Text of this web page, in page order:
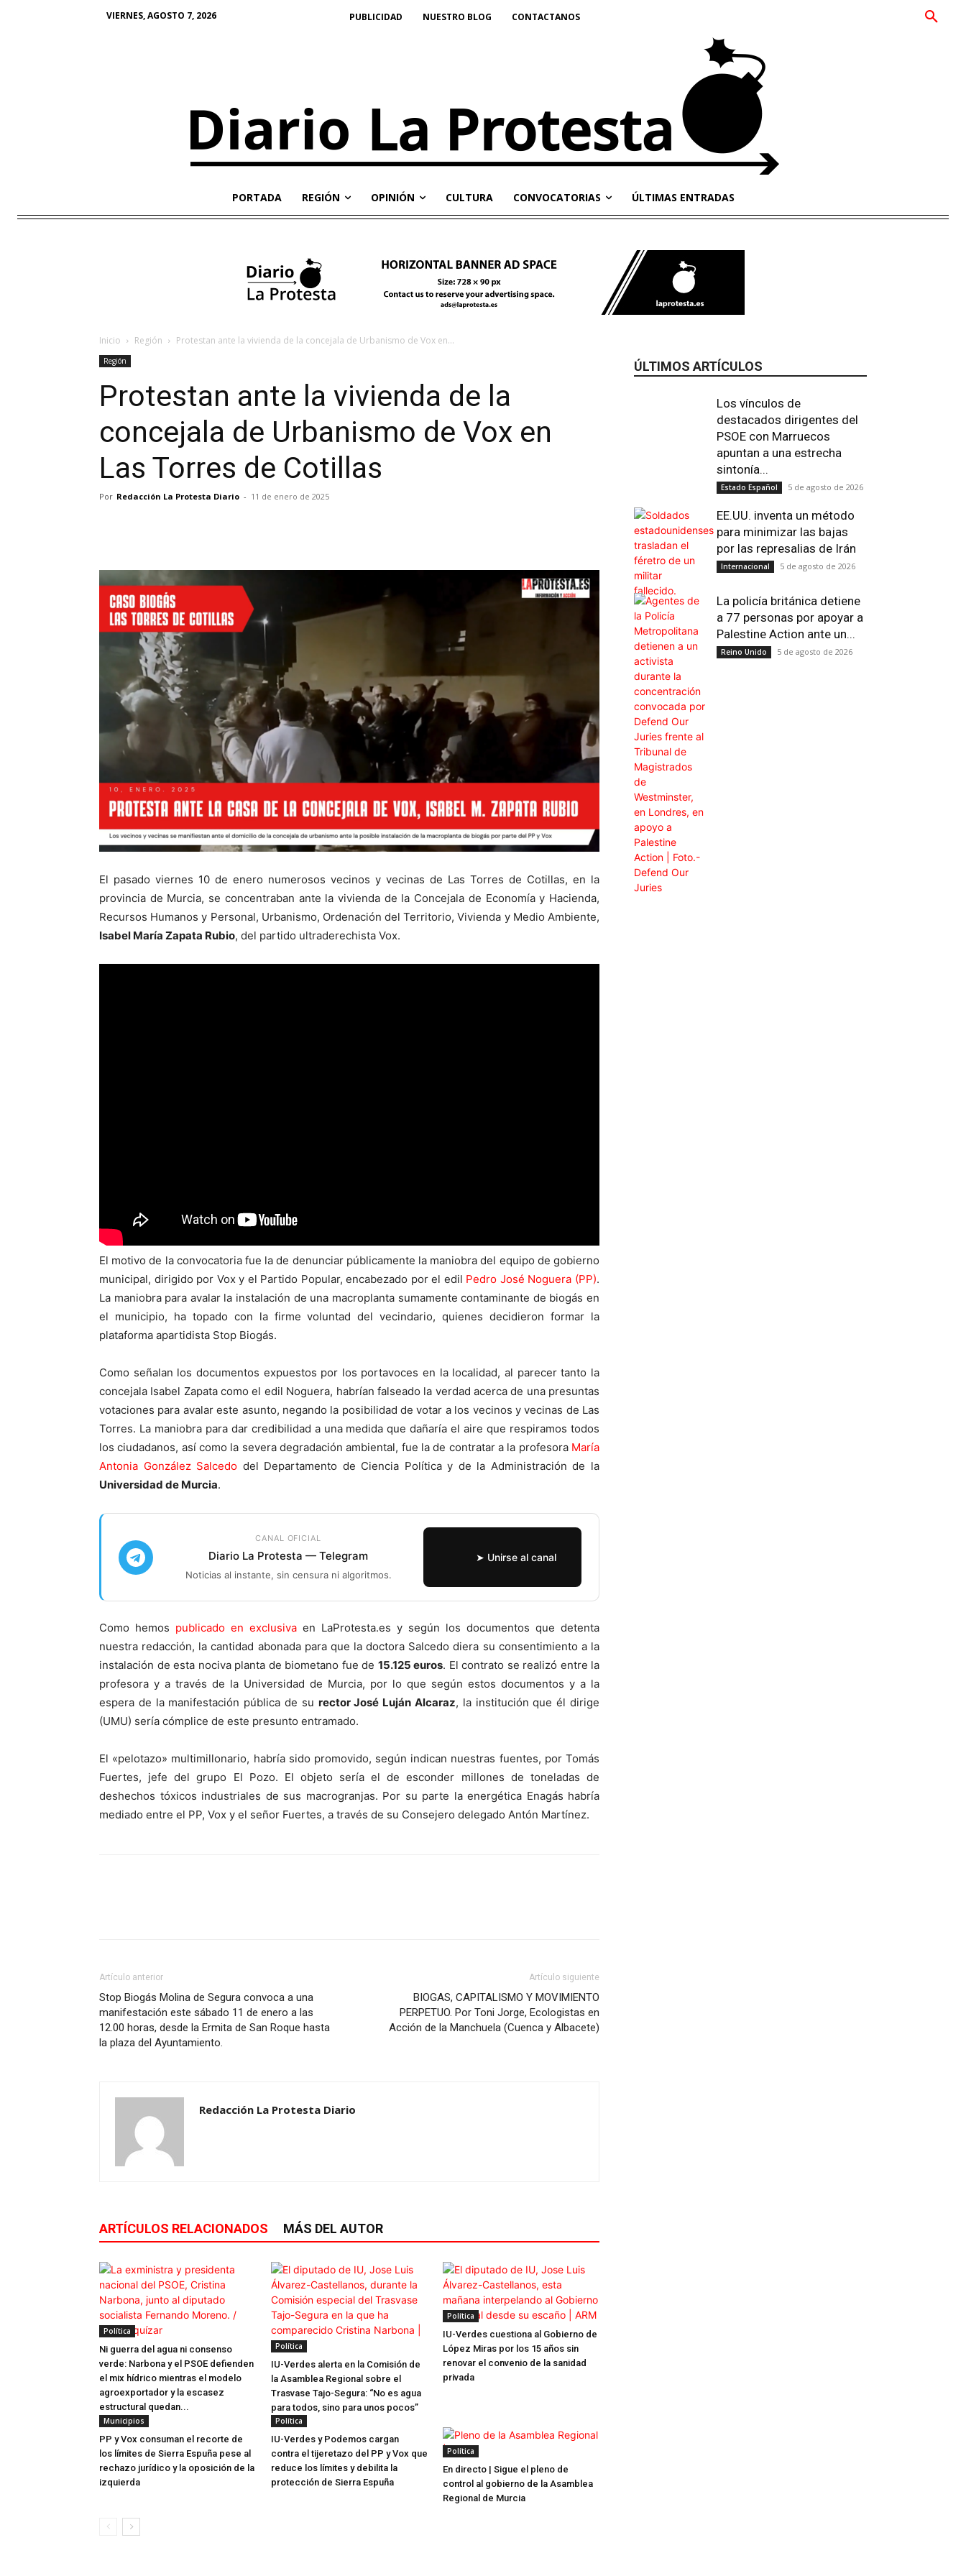
VIERNES, AGOSTO 7, 2026 PUBLICIDAD NUESTRO BLOG CONTACTANOS
PORTADA REGIÓN OPINIÓN CULTURA CONVOCATORIAS ÚLTIMAS ENTRADAS
Inicio Región Protestan ante la vivienda de la concejala de Urbanismo de Vox en...
Región
Protestan ante la vivienda de la
concejala de Urbanismo de Vox en
Las Torres de Cotillas
Por Redacción La Protesta Diario - 11 de enero de 2025
Email Impresión Telegram
El pasado viernes 10 de enero numerosos vecinos y vecinas de Las Torres de Cotillas, en la
provincia de Murcia, se concentraban ante la vivienda de la Concejala de Economía y Hacienda,
Recursos Humanos y Personal, Urbanismo, Ordenación del Territorio, Vivienda y Medio Ambiente,
Isabel María Zapata Rubio, del partido ultraderechista Vox.
El motivo de la convocatoria fue la de denunciar públicamente la maniobra del equipo de gobierno
municipal, dirigido por Vox y el Partido Popular, encabezado por el edil Pedro José Noguera (PP).
La maniobra para avalar la instalación de una macroplanta sumamente contaminante de biogás en
el municipio, ha topado con la firme voluntad del vecindario, quienes decidieron formar la
plataforma apartidista Stop Biogás.
Como señalan los documentos expuestos por los portavoces en la localidad, al parecer tanto la
concejala Isabel Zapata como el edil Noguera, habrían falseado la verdad acerca de una presuntas
votaciones para avalar este asunto, negando la posibilidad de votar a los vecinos y vecinas de Las
Torres. La maniobra para dar credibilidad a una medida que dañaría el aire que respiramos todos
los ciudadanos, así como la severa degradación ambiental, fue la de contratar a la profesora María
Antonia González Salcedo del Departamento de Ciencia Política y de la Administración de la
Universidad de Murcia.
CANAL OFICIAL
Diario La Protesta — Telegram
Noticias al instante, sin censura ni algoritmos.
➤ Unirse al canal
Como hemos publicado en exclusiva en LaProtesta.es y según los documentos que detenta
nuestra redacción, la cantidad abonada para que la doctora Salcedo diera su consentimiento a la
instalación de esta nociva planta de biometano fue de 15.125 euros. El contrato se realizó entre la
profesora y a través de la Universidad de Murcia, por lo que según estos documentos y a la
espera de la manifestación pública de su rector José Luján Alcaraz, la institución que él dirige
(UMU) sería cómplice de este presunto entramado.
El «pelotazo» multimillonario, habría sido promovido, según indican nuestras fuentes, por Tomás
Fuertes, jefe del grupo El Pozo. El objeto sería el de esconder millones de toneladas de
deshechos tóxicos industriales de sus macrogranjas. Por su parte la energética Enagás habría
mediado entre el PP, Vox y el señor Fuertes, a través de su Consejero delegado Antón Martínez.
Artículo anterior
Stop Biogás Molina de Segura convoca a una
manifestación este sábado 11 de enero a las
12.00 horas, desde la Ermita de San Roque hasta
la plaza del Ayuntamiento.
Artículo siguiente
BIOGAS, CAPITALISMO Y MOVIMIENTO
PERPETUO. Por Toni Jorge, Ecologistas en
Acción de la Manchuela (Cuenca y Albacete)
Redacción La Protesta Diario
ARTÍCULOS RELACIONADOS MÁS DEL AUTOR
Política
Ni guerra del agua ni consenso
verde: Narbona y el PSOE defienden
el mix hídrico mientras el modelo
agroexportador y la escasez
estructural quedan...
Política
IU-Verdes alerta en la Comisión de
la Asamblea Regional sobre el
Trasvase Tajo-Segura: “No es agua
para todos, sino para unos pocos”
Política
IU-Verdes cuestiona al Gobierno de
López Miras por los 15 años sin
renovar el convenio de la sanidad
privada
Municipios
PP y Vox consuman el recorte de
los límites de Sierra Espuña pese al
rechazo jurídico y la oposición de la
izquierda
Política
IU-Verdes y Podemos cargan
contra el tijeretazo del PP y Vox que
reduce los límites y debilita la
protección de Sierra Espuña
Política
En directo | Sigue el pleno de
control al gobierno de la Asamblea
Regional de Murcia
ÚLTIMOS ARTÍCULOS
Los vínculos de
destacados dirigentes del
PSOE con Marruecos
apuntan a una estrecha
sintonía...
Estado Español 5 de agosto de 2026
EE.UU. inventa un método
para minimizar las bajas
por las represalias de Irán
Internacional 5 de agosto de 2026
La policía británica detiene
a 77 personas por apoyar a
Palestine Action ante un...
Reino Unido 5 de agosto de 2026